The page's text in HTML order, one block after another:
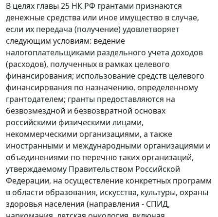
В целях главы 25 НК РФ грантами признаются
денежные средства или иное имущество в случае,
если их передача (получение) удовлетворяет
следующим условиям: ведение
налогоплательщиками раздельного учета доходов
(расходов), полученных в рамках целевого
финансирования; использование средств целевого
финансирования по назначению, определенному
грантодателем; гранты предоставляются на
безвозмездной и безвозвратной основах
российскими физическими лицами,
некоммерческими организациями, а также
иностранными и международными организациями и
объединениями по перечню таких организаций,
утверждаемому Правительством Российской
Федерации, на осуществление конкретных программ
в области образования, искусства, культуры, охраны
здоровья населения (направления - СПИД,